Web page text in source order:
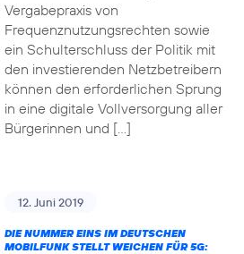
Vergabepraxis von
Frequenznutzungsrechten sowie
ein Schulterschluss der Politik mit
den investierenden Netzbetreibern
können den erforderlichen Sprung
in eine digitale Vollversorgung aller
Bürgerinnen und […]
12. Juni 2019
DIE NUMMER EINS IM DEUTSCHEN
MOBILFUNK STELLT WEICHEN FÜR 5G: